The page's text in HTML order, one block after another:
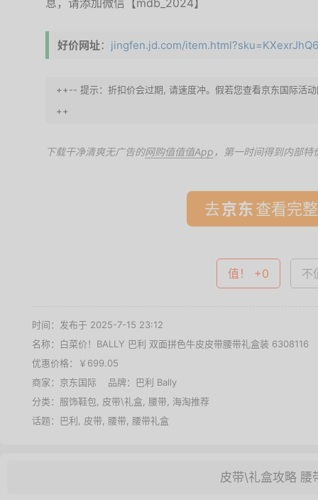
息，请添加微信【mdb_2024】
好价网址： jingfen.jd.com/
++-- 提示：折扣价会过期, 请速度冲。假若您查看京东国际活
++
下载干净清爽无广告的网购值值值App ，第一时间得到内部特
去 查看完
值！ +0 不
时间：发布于 2025-7-15 23:12
名称：
白菜价！BALLY 巴利 双面拼色牛皮皮带腰带礼盒装 6308116
优惠价格：
￥699.05
商家： 京东国际 品牌： 巴利 Bally
分类： 服饰鞋包 皮带\礼盒 腰带 海淘推荐
话题： 巴利 皮带 腰带 腰带礼盒
皮带\礼盒攻略 腰